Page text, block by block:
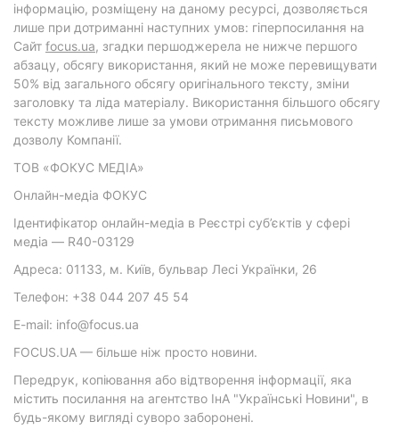
інформацію, розміщену на даному ресурсі, дозволяється
лише при дотриманні наступних умов: гіперпосилання на
Cайт focus.ua, згадки першоджерела не нижче першого
абзацу, обсягу використання, який не може перевищувати
50% від загального обсягу оригінального тексту, зміни
заголовку та ліда матеріалу. Використання більшого обсягу
тексту можливе лише за умови отримання письмового
дозволу Компанії.
ТОВ «ФОКУС МЕДІА»
Онлайн-медіа ФОКУС
Ідентифікатор онлайн-медіа в Реєстрі суб’єктів у сфері
медіа — R40-03129
Адреса: 01133, м. Київ, бульвар Лесі Українки, 26
Телефон: +38 044 207 45 54
E-mail: info@focus.ua
FOCUS.UA — більше ніж просто новини.
Передрук, копіювання або відтворення інформації, яка
містить посилання на агентство ІнА "Українські Новини", в
будь-якому вигляді суворо заборонені.